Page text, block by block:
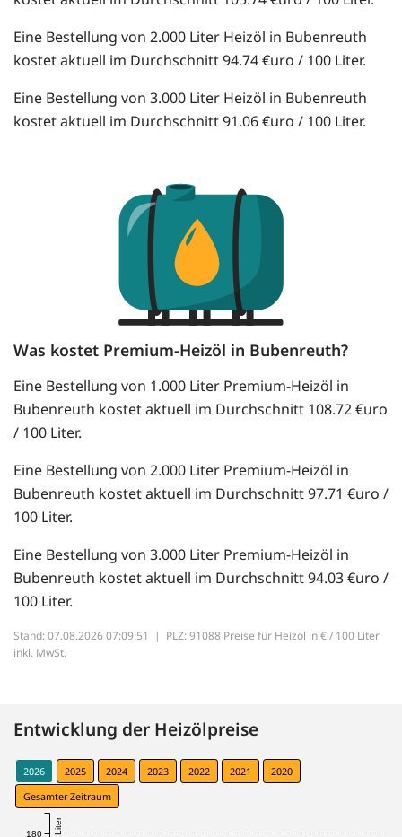
Eine Bestellung von 2.000 Liter Heizöl in Bubenreuth
kostet aktuell im Durchschnitt 94.74 €uro / 100 Liter.
Eine Bestellung von 3.000 Liter Heizöl in Bubenreuth
kostet aktuell im Durchschnitt 91.06 €uro / 100 Liter.
Was kostet Premium-Heizöl in Bubenreuth?
Eine Bestellung von 1.000 Liter Premium-Heizöl in
Bubenreuth kostet aktuell im Durchschnitt 108.72 €uro
/ 100 Liter.
Eine Bestellung von 2.000 Liter Premium-Heizöl in
Bubenreuth kostet aktuell im Durchschnitt 97.71 €uro /
100 Liter.
Eine Bestellung von 3.000 Liter Premium-Heizöl in
Bubenreuth kostet aktuell im Durchschnitt 94.03 €uro /
100 Liter.
Stand: 07.08.2026 07:09:51 | PLZ: 91088 Preise für Heizöl in € / 100 Liter
inkl. MwSt.
Entwicklung der Heizölpreise
2026 2025 2024 2023 2022 2021
2020
Gesamter Zeitraum
180